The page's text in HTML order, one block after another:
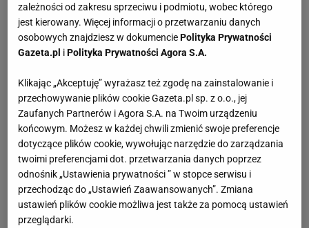
zależności od zakresu sprzeciwu i podmiotu, wobec którego
jest kierowany. Więcej informacji o przetwarzaniu danych
osobowych znajdziesz w dokumenciePolityka Prywatności
Gazeta.pl iPolityka Prywatności Agora S.A.
Klikając „Akceptuję” wyrażasz też zgodę na zainstalowanie i
przechowywanie plików cookie Gazeta.pl sp. z o.o., jej
Zaufanych Partnerów i Agora S.A. na Twoim urządzeniu
końcowym. Możesz w każdej chwili zmienić swoje preferencje
dotyczące plików cookie, wywołując narzędzie do zarządzania
twoimi preferencjami dot. przetwarzania danych poprzez
odnośnik „Ustawienia prywatności ” w stopce serwisu i
przechodząc do „Ustawień Zaawansowanych”. Zmiana
ustawień plików cookie możliwa jest także za pomocą ustawień
przeglądarki.